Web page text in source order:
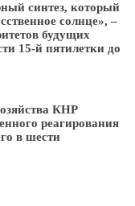
синтез, который
солнце», –
будущих
15-й пятилетки до
КНР
реагирования
в шести